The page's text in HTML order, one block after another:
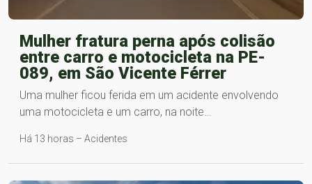
Mulher fratura perna após colisão
entre carro e motocicleta na PE-
089, em São Vicente Férrer
Uma mulher ficou ferida em um acidente envolvendo
uma motocicleta e um carro, na noite…
Há 13 horas – Acidentes